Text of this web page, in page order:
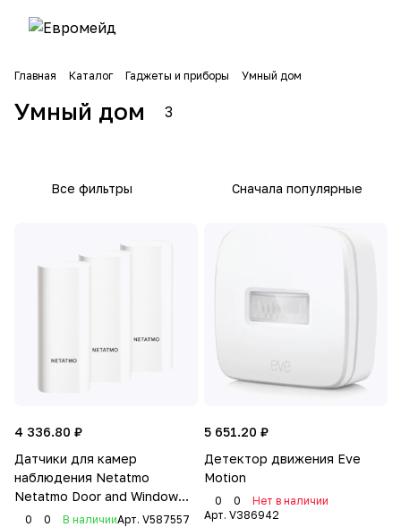
Главная Каталог Гаджеты и приборы Умный дом
Умный дом 3
ктор
датчи
товара
Все фильтры Сначала популярные
4 336.80 ₽
Датчики для камер
наблюдения Netatmo
Netatmo Door and Window
Sensors, 3шт
0 0 В наличииАрт. V587557
5 651.20 ₽
Детектор движения Eve
Motion
0 0
Нет в наличии
Арт. V386942